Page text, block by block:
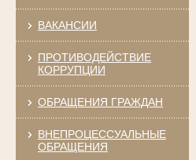
ВАКАНСИИ
ПРОТИВОДЕЙСТВИЕ
КОРРУПЦИИ
ОБРАЩЕНИЯ ГРАЖДАН
ВНЕПРОЦЕССУАЛЬНЫЕ
ОБРАЩЕНИЯ